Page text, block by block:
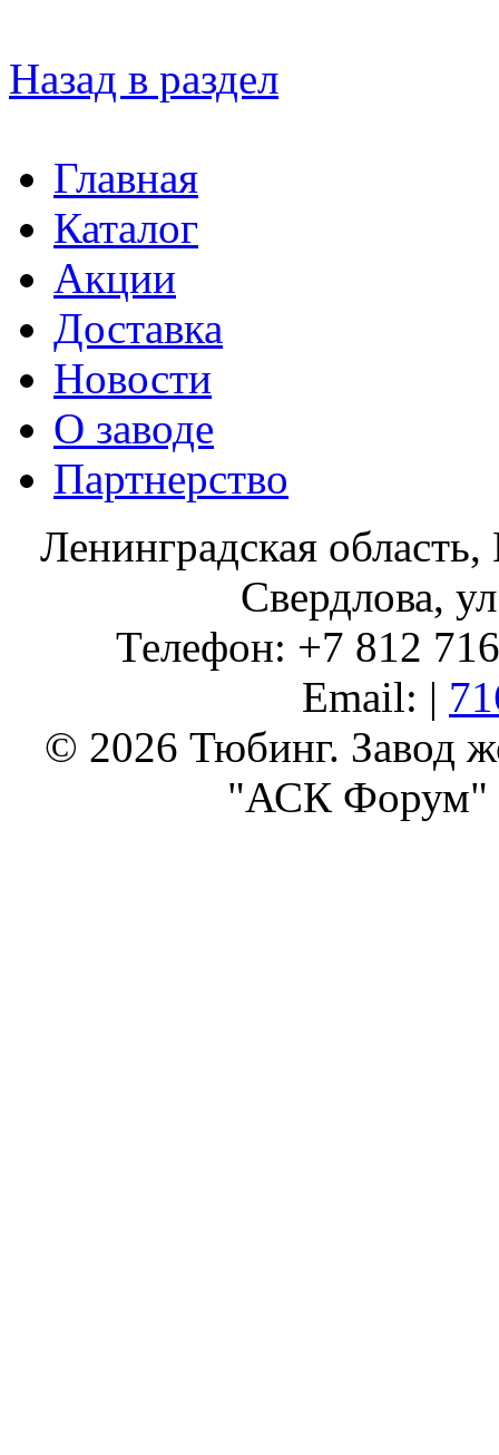
Назад в раздел
Главная
Каталог
Акции
Доставка
Новости
О заводе
Партнерство
Ленинградская
Свердлова,
Телефон: +7 812
Email: |
© 2026 Тюбинг. Завод
"АСК Форум"